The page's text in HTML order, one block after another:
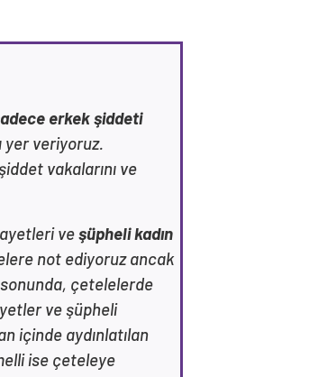
erkek şiddeti
yer veriyoruz.
vakalarını ve
veşüpheli kadın
not ediyoruz ancak
çetelelerde
ve şüpheli
içinde aydınlatılan
ise çeteleye